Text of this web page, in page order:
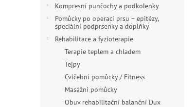
Kompresní punčochy a podkolenky
Pomůcky po operaci prsu – epitézy,
speciální podprsenky a doplňky
Rehabilitace a fyzioterapie
Terapie teplem a chladem
Tejpy
Cvičební pomůcky / Fitness
Masážní pomůcky
Obuv rehabilitační balanční Dux